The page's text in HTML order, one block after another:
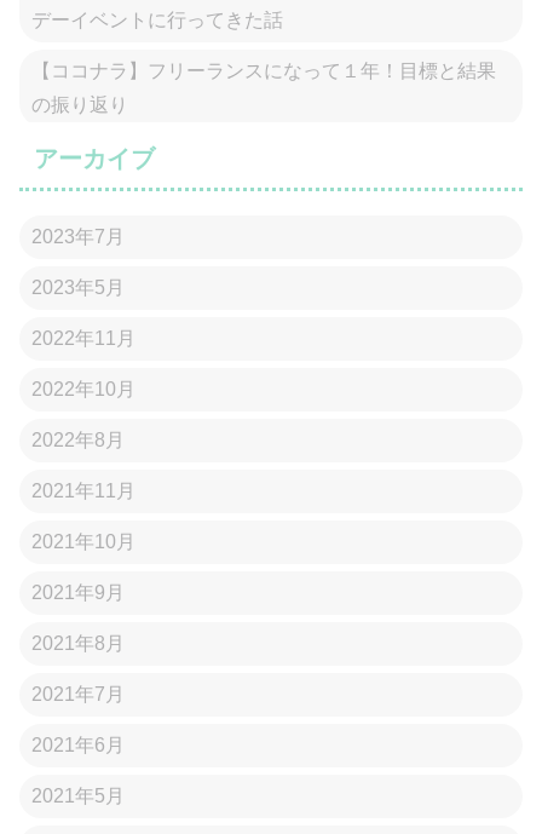
デーイベントに行ってきた話
【ココナラ】フリーランスになって１年！目標と結果
の振り返り
アーカイブ
2023年7月
2023年5月
2022年11月
2022年10月
2022年8月
2021年11月
2021年10月
2021年9月
2021年8月
2021年7月
2021年6月
2021年5月